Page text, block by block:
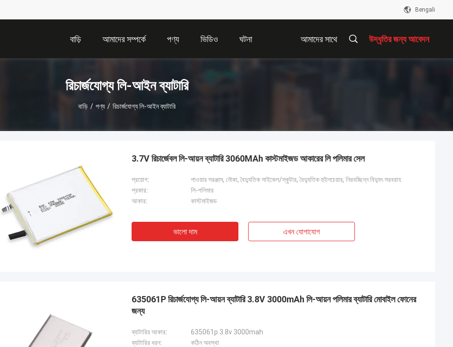
Bengali
বাড়ি আমাদের সম্পর্কে পণ্য ভিডিও ঘটনা আমাদের সাথে উদ্ধৃতির জন্য আবেদন
রিচার্জযোগ্য লি-আইন ব্যাটারি
বাড়ি / পণ্য / রিচার্জযোগ্য লি-আইন ব্যাটারি
3.7V রিচার্জেবল লি-আয়ন ব্যাটারি 3060MAh কাস্টমাইজড আকারের লি পলিমার সেল
প্রয়োগ:
পাওয়ার সরঞ্জাম, নৌকা, বৈদ্যুতিক সাইকেল/স্কুটার, বৈদ্যুতিক হুইলচেয়ার, নিরবচ্ছিন্ন বিদ্যুৎ সরবরাহ
প্রকার:
লি-পলিমার
আকার:
কাস্টমাইজড
ভালো দাম এখন যোগাযোগ
635061P রিচার্জযোগ্য লি-আয়ন ব্যাটারি 3.8V 3000mAh লি-আয়ন পলিমার ব্যাটারি মোবাইল ফোনের
জন্য
ব্যাটারির আকার:
635061p 3.8v 3000mah
ব্যাটারির ধরন:
কঠিন অবস্থা